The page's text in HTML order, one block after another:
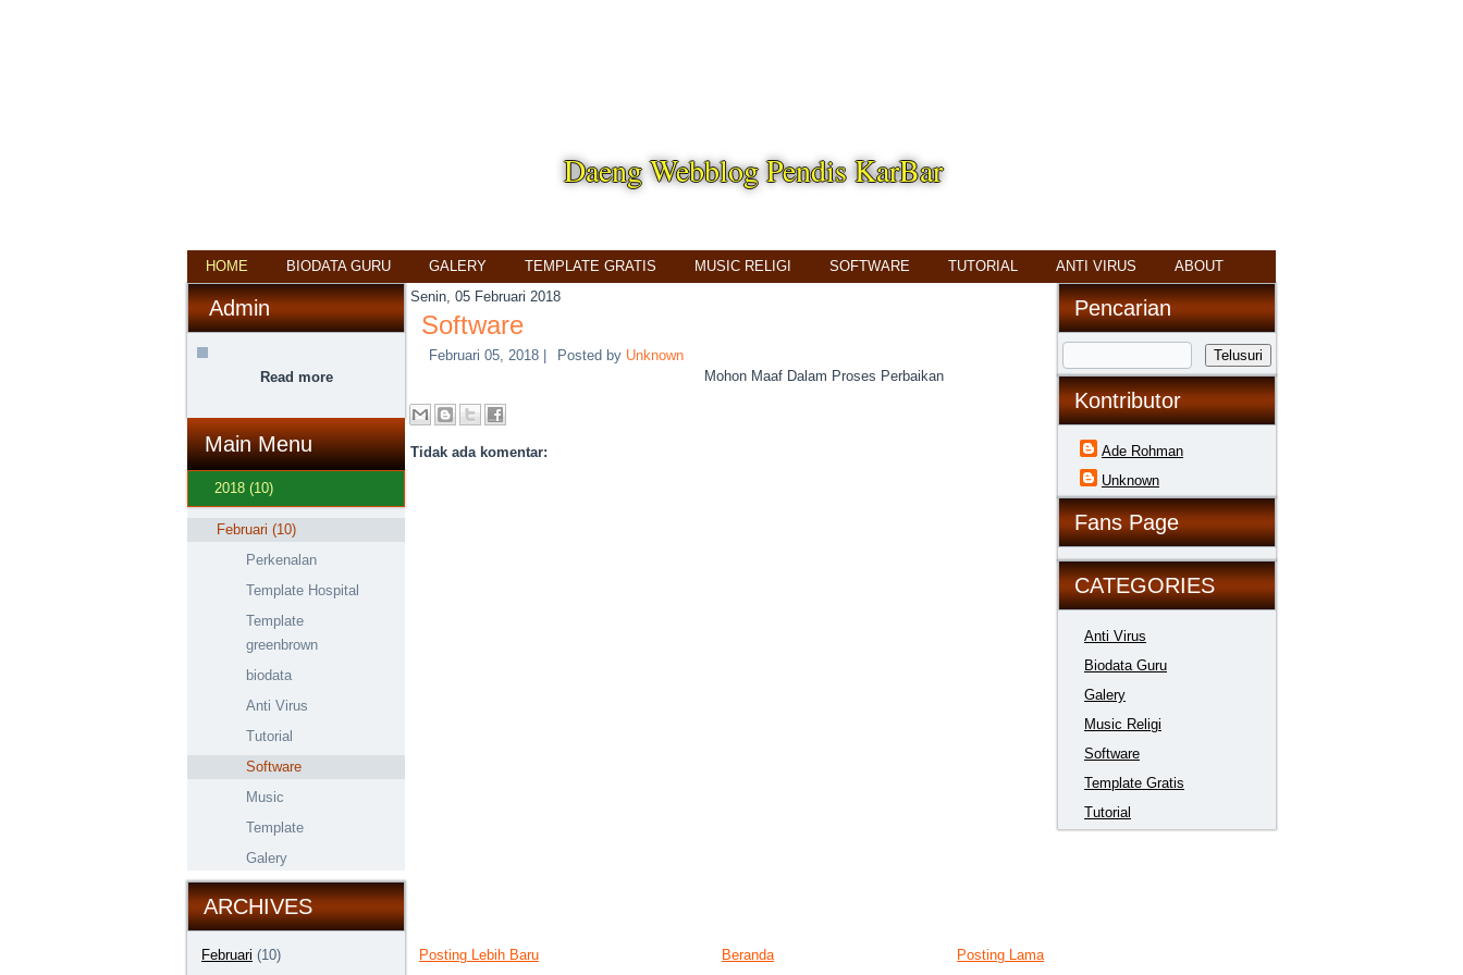
Daeng Webblog Pendis KarBar
HOME BIODATA GURU GALERY TEMPLATE GRATIS MUSIC RELIGI SOFTWARE TUTORIAL ANTI VIRUS ABOUT
Admin
Read more
Main Menu
2018 (10)
Februari (10)
Perkenalan
Template Hospital
Template
greenbrown
biodata
Anti Virus
Tutorial
Software
Music
Template
Galery
ARCHIVES
Februari (10)
Senin, 05 Februari 2018
Software
Februari 05, 2018 Posted by Unknown
Mohon Maaf Dalam Proses Perbaikan
Tidak ada komentar:
Posting Lebih Baru Posting Lama
Beranda
Pencarian
Kontributor
Ade Rohman
Unknown
Fans Page
CATEGORIES
Anti Virus
Biodata Guru
Galery
Music Religi
Software
Template Gratis
Tutorial